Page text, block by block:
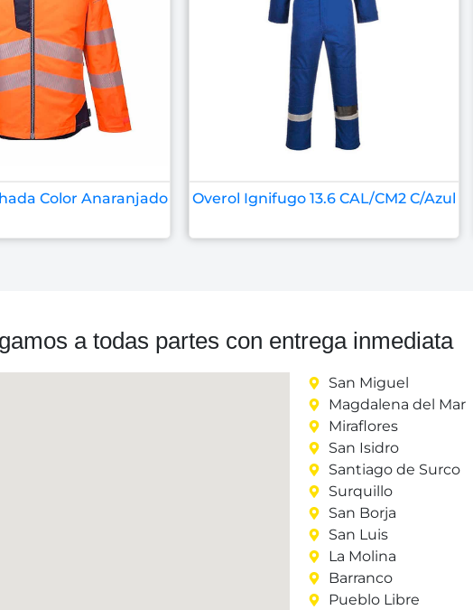
Color Anaranjado Overol Ignifugo 13.6 CAL/CM2 C/Azul
a todas partes con entrega inmediata
San Miguel
Magdalena del Mar
Miraflores
San Isidro
Santiago de Surco
Surquillo
San Borja
San Luis
La Molina
Barranco
Pueblo Libre